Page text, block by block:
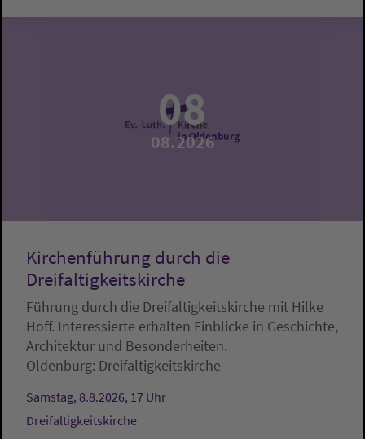
08
08.2026
Kirchenführung durch die
Dreifaltigkeitskirche
Führung durch die Dreifaltigkeitskirche mit Hilke
Hoff. Interessierte erhalten Einblicke in Geschichte,
Architektur und Besonderheiten.
Oldenburg: Dreifaltigkeitskirche
Samstag, 8.8.2026, 17 Uhr
Dreifaltigkeitskirche